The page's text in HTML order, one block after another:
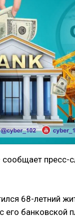
пресс-
68-летний
его банковской